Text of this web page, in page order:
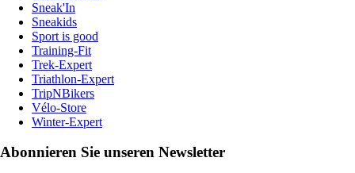
Sneak'In
Sneakids
Sport is good
Training-Fit
Trek-Expert
Triathlon-Expert
TripNBikers
Vélo-Store
Winter-Expert
Abonnieren Sie unseren Newsletter